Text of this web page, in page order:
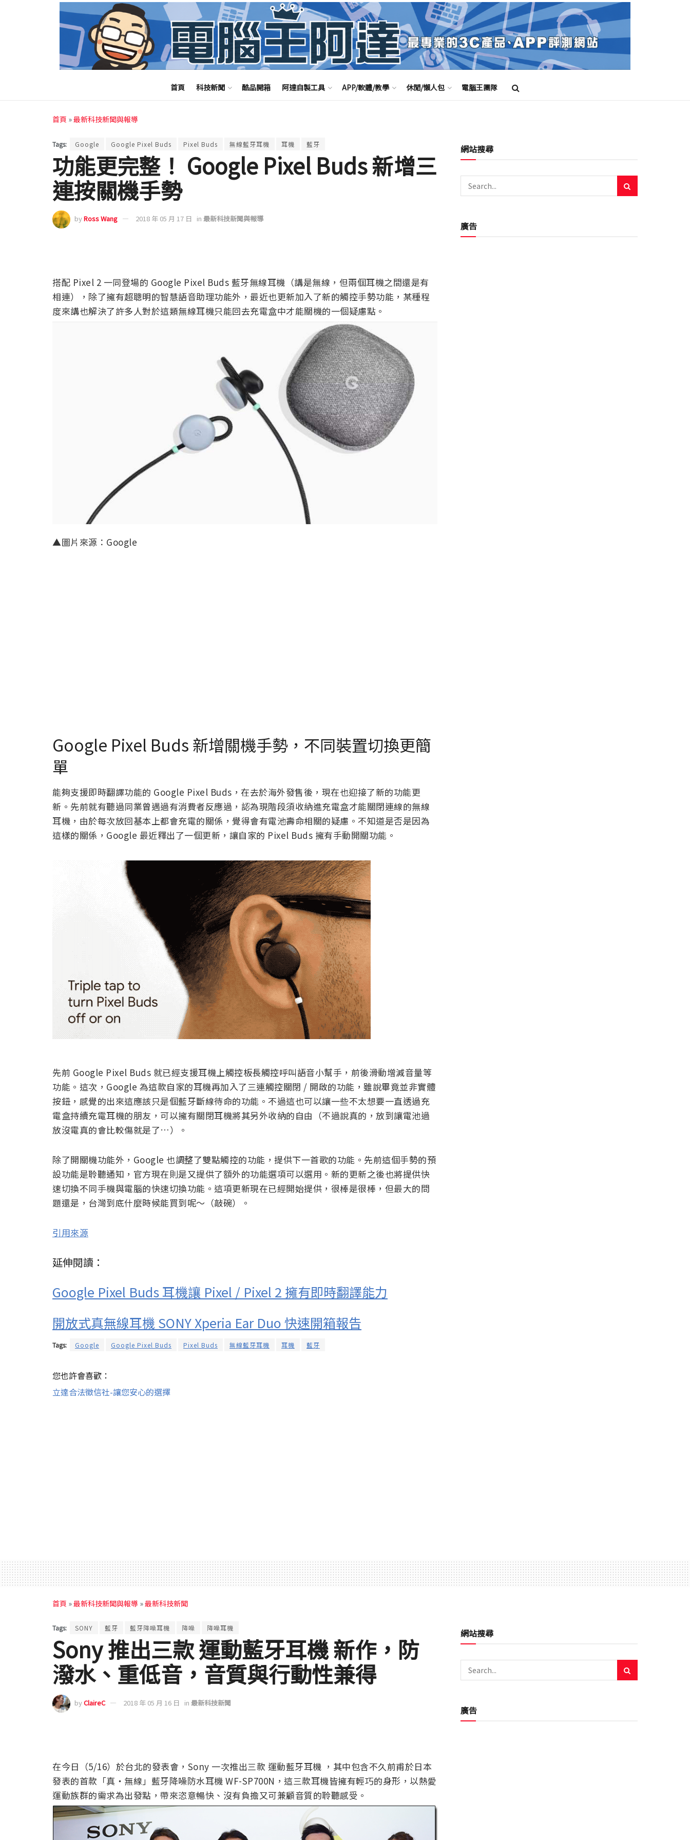
首頁 科技新聞 酷品開箱 阿達自製工具 APP/軟體/教學 休閒/懶人包 電腦王團隊
首頁 »最新科技新聞與報導
Tags: Google Google Pixel Buds Pixel Buds 無線藍牙耳機 耳機 藍牙
功能更完整！ Google Pixel Buds 新增三
連按關機手勢
byRoss Wang 2018 年 05 月 17 日 in 最新科技新聞與報導
搭配 Pixel 2 一同登場的 Google Pixel Buds 藍牙無線耳機（講是無線，但兩個耳機之間還是有
相連），除了擁有超聰明的智慧語音助理功能外，最近也更新加入了新的觸控手勢功能，某種程
度來講也解決了許多人對於這類無線耳機只能回去充電盒中才能關機的一個疑慮點。
▲圖片來源：Google
Google Pixel Buds 新增關機手勢，不同裝置切換更簡
單
能夠支援即時翻譯功能的 Google Pixel Buds，在去於海外發售後，現在也迎接了新的功能更
新。先前就有聽過同業曾遇過有消費者反應過，認為現階段須收納進充電盒才能關閉連線的無線
耳機，由於每次放回基本上都會充電的關係，覺得會有電池壽命相關的疑慮。不知道是否是因為
這樣的關係，Google 最近釋出了一個更新，讓自家的 Pixel Buds 擁有手動開關功能。
先前 Google Pixel Buds 就已經支援耳機上觸控板長觸控呼叫語音小幫手，前後滑動增減音量等
功能。這次，Google 為這款自家的耳機再加入了三連觸控關閉 / 開啟的功能，雖說畢竟並非實體
按鈕，感覺的出來這應該只是個藍牙斷線待命的功能。不過這也可以讓一些不太想要一直透過充
電盒持續充電耳機的朋友，可以擁有關閉耳機將其另外收納的自由（不過說真的，放到讓電池過
放沒電真的會比較傷就是了…）。
除了開關機功能外，Google 也調整了雙點觸控的功能，提供下一首歌的功能。先前這個手勢的預
設功能是聆聽通知，官方現在則是又提供了額外的功能選項可以選用。新的更新之後也將提供快
速切換不同手機與電腦的快速切換功能。這項更新現在已經開始提供，很棒是很棒，但最大的問
題還是，台灣到底什麼時候能買到呢～（敲碗）。
引用來源
延伸閱讀：
Google Pixel Buds 耳機讓 Pixel / Pixel 2 擁有即時翻譯能力
開放式真無線耳機 SONY Xperia Ear Duo 快速開箱報告
Tags: Google Google Pixel Buds Pixel Buds 無線藍牙耳機 耳機 藍牙
您也許會喜歡：
立達合法徵信社-讓您安心的選擇
網站搜尋
廣告
首頁 »最新科技新聞與報導 »最新科技新聞
Tags: SONY 藍牙 藍牙降噪耳機 降噪 降噪耳機
Sony 推出三款 運動藍牙耳機 新作，防
潑水、重低音，音質與行動性兼得
byClaireC 2018 年 05 月 16 日 in 最新科技新聞
在今日（5/16）於台北的發表會，Sony 一次推出三款 運動藍牙耳機 ，其中包含不久前甫於日本
發表的首款「真・無線」藍牙降噪防水耳機 WF-SP700N，這三款耳機皆擁有輕巧的身形，以熱愛
運動族群的需求為出發點，帶來恣意暢快、沒有負擔又可兼顧音質的聆聽感受。
網站搜尋
廣告